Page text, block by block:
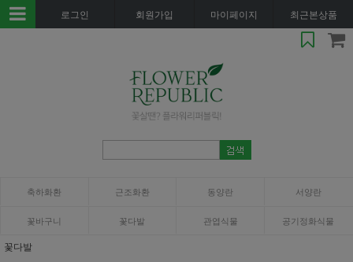
로그인 회원가입 마이페이지 최근본상품
축하화환 근조화환 동양란 서양란
꽃바구니 꽃다발 관엽식물 공기정화식물
꽃다발